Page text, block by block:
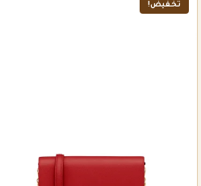
تخفيض!